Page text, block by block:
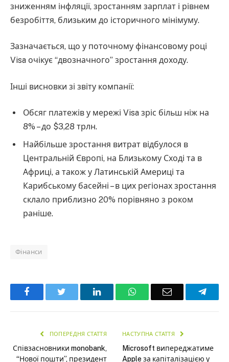
зниженням інфляції, зростанням зарплат і рівнем
безробіття, близьким до історичного мінімуму.
Зазначається, що у поточному фінансовому році
Visa очікує “двозначного” зростання доходу.
Інші висновки зі звіту компанії:
Обсяг платежів у мережі Visa зріс більш ніж на
8% – до $3,28 трлн.
Найбільше зростання витрат відбулося в
Центральній Європі, на Близькому Сході та в
Африці, а також у Латинській Америці та
Карибському басейні – в цих регіонах зростання
склало приблизно 20% порівняно з роком
раніше.
Фінанси
Facebook LinkedInWhatsAppEmail
ПОПЕРЕДНЯ СТАТТЯ
Співзасновники monobank,
“Нової пошти”, президент
НАСТУПНА СТАТТЯ
Microsoft випереджатиме
Apple за капіталізацією у